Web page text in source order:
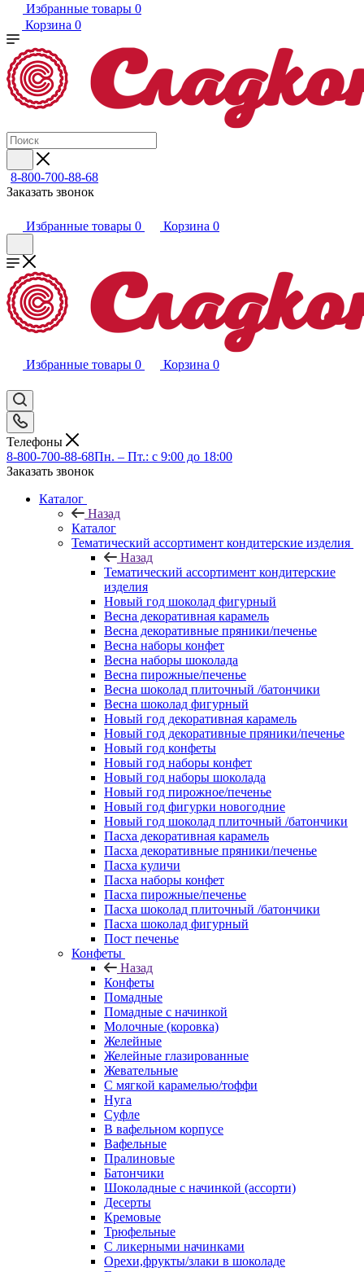
Избранные товары 0
Корзина 0
8-800-700-88-68
Заказать звонок
Избранные товары 0 Корзина 0
Избранные товары 0 Корзина 0
Телефоны
8-800-700-88-68Пн. – Пт.: с 9:00 до 18:00
Заказать звонок
Каталог
Назад
Каталог
Тематический ассортимент кондитерские изделия
Назад
Тематический ассортимент кондитерские
изделия
Новый год шоколад фигурный
Весна декоративная карамель
Весна декоративные пряники/печенье
Весна наборы конфет
Весна наборы шоколада
Весна пирожные/печенье
Весна шоколад плиточный /батончики
Весна шоколад фигурный
Новый год декоративная карамель
Новый год декоративные пряники/печенье
Новый год конфеты
Новый год наборы конфет
Новый год наборы шоколада
Новый год пирожное/печенье
Новый год фигурки новогодние
Новый год шоколад плиточный /батончики
Пасха декоративная карамель
Пасха декоративные пряники/печенье
Пасха куличи
Пасха наборы конфет
Пасха пирожные/печенье
Пасха шоколад плиточный /батончики
Пасха шоколад фигурный
Пост печенье
Конфеты
Назад
Конфеты
Помадные
Помадные с начинкой
Молочные (коровка)
Желейные
Желейные глазированные
Жевательные
С мягкой карамелью/тоффи
Нуга
Суфле
В вафельном корпусе
Вафельные
Пралиновые
Батончики
Шоколадные с начинкой (ассорти)
Десерты
Кремовые
Трюфельные
С ликерными начинками
Орехи,фрукты/злаки в шоколаде